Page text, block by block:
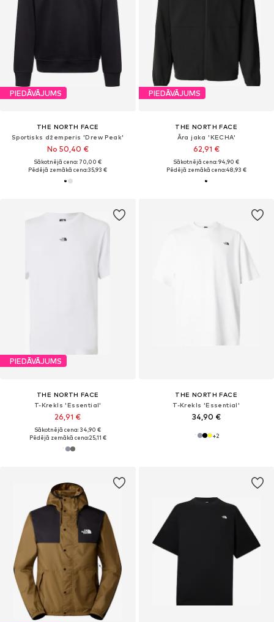
PIEDĀVĀJUMS
THE NORTH FACE
Sportisks džemperis 'Drew Peak'
No 50,40 €
Sākotnējā cena: 70,00 €
Pēdējā zemākā cena:35,93 €
PIEDĀVĀJUMS
THE NORTH FACE
Āra jaka 'KECHA'
62,91 €
Sākotnējā cena: 94,90 €
Pēdējā zemākā cena:48,93 €
PIEDĀVĀJUMS
THE NORTH FACE
T-Krekls 'Essential'
26,91 €
Sākotnējā cena: 34,90 €
Pēdējā zemākā cena:25,11 €
THE NORTH FACE
T-Krekls 'Essential'
34,90 €
+2